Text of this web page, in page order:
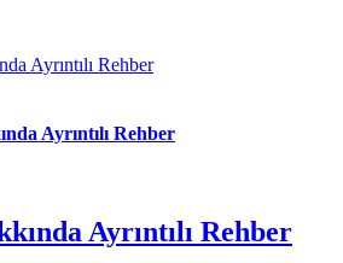
Ayrıntılı Rehber
Ayrıntılı Rehber
Ayrıntılı Rehber